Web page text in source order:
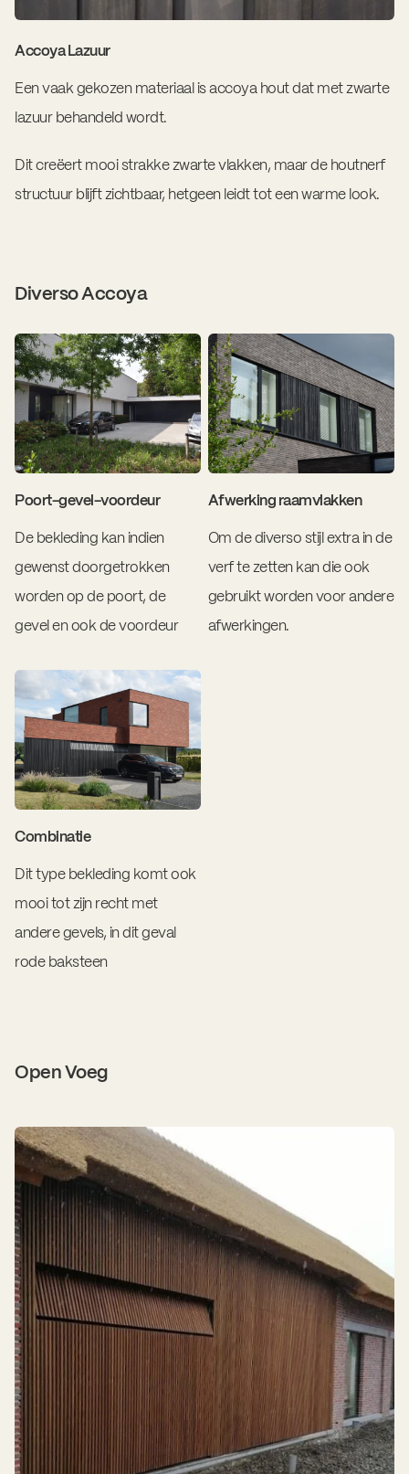
Accoya Lazuur
Een vaak gekozen materiaal is accoya hout dat met zwarte
lazuur behandeld wordt.
Dit creëert mooi strakke zwarte vlakken, maar de houtnerf
structuur blijft zichtbaar, hetgeen leidt tot een warme look.
Diverso Accoya
Poort-gevel-voordeur
De bekleding kan indien
gewenst doorgetrokken
worden op de poort, de
gevel en ook de voordeur
Afwerking raamvlakken
Om de diverso stijl extra in de
verf te zetten kan die ook
gebruikt worden voor andere
afwerkingen.
Combinatie
Dit type bekleding komt ook
mooi tot zijn recht met
andere gevels, in dit geval
rode baksteen
Open Voeg